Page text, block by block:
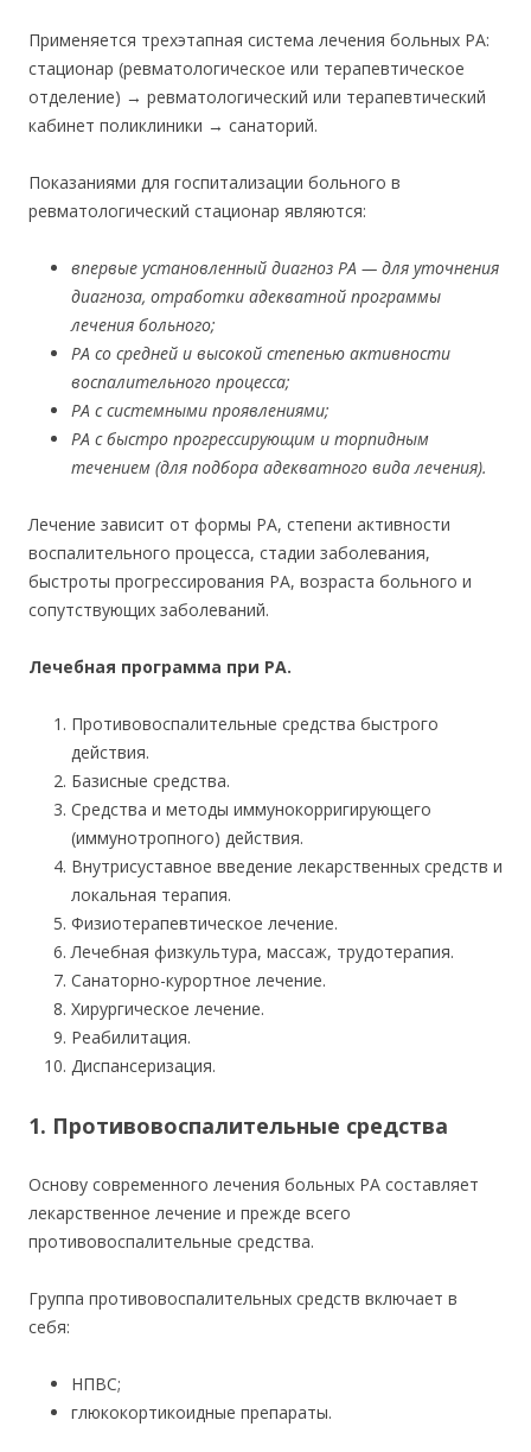
Применяется трехэтапная система лечения больных РА:
стационар (ревматологическое или терапевтическое
отделение) → ревматологический или терапевтический
кабинет поликлиники → санаторий.
Показаниями для госпитализации больного в
ревматологический стационар являются:
впервые установленный диагноз РА — для уточнения
диагноза, отработки адекватной программы
лечения больного;
РА со средней и высокой степенью активности
воспалительного процесса;
РА с системными проявлениями;
РА с быстро прогрессирующим и торпидным
течением (для подбора адекватного вида лечения).
Лечение зависит от формы РА, степени активности
воспалительного процесса, стадии заболевания,
быстроты прогрессирования РА, возраста больного и
сопутствующих заболеваний.
Лечебная программа при РА.
Противовоспалительные средства быстрого
действия.
Базисные средства.
Средства и методы иммунокорригирующего
(иммунотропного) действия.
Внутрисуставное введение лекарственных средств и
локальная терапия.
Физиотерапевтическое лечение.
Лечебная физкультура, массаж, трудотерапия.
Санаторно-курортное лечение.
Хирургическое лечение.
Реабилитация.
Диспансеризация.
1. Противовоспалительные средства
Основу современного лечения больных РА составляет
лекарственное лечение и прежде всего
противовоспалительные средства.
Группа противовоспалительных средств включает в
себя:
НПВС;
глюкокортикоидные препараты.